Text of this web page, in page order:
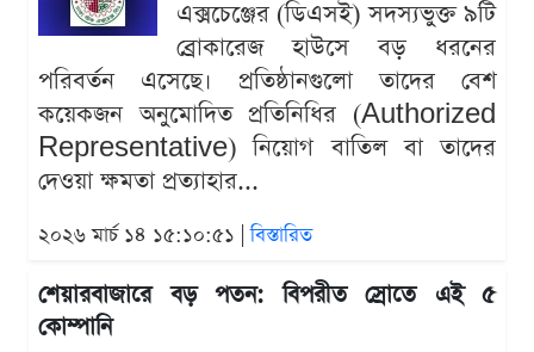
এক্সচেঞ্জের (ডিএসই) সদস্যভুক্ত ৯টি
ব্রোকারেজ হাউসে বড় ধরনের
পরিবর্তন এসেছে। প্রতিষ্ঠানগুলো তাদের বেশ
কয়েকজন অনুমোদিত প্রতিনিধির (Authorized
Representative) নিয়োগ বাতিল বা তাদের
দেওয়া ক্ষমতা প্রত্যাহার...
২০২৬ মার্চ ১৪ ১৫:১০:৫১ |বিস্তারিত
শেয়ারবাজারে বড় পতন: বিপরীত স্রোতে এই ৫
কোম্পানি